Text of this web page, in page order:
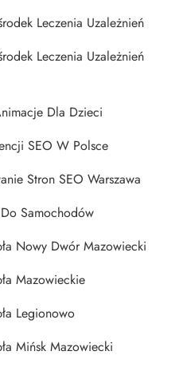
Leczenia Uzależnień
Leczenia Uzależnień
Dla Dzieci
SEO W Polsce
Stron SEO Warszawa
Samochodów
Nowy Dwór Mazowiecki
Mazowieckie
Legionowo
Mińsk Mazowiecki